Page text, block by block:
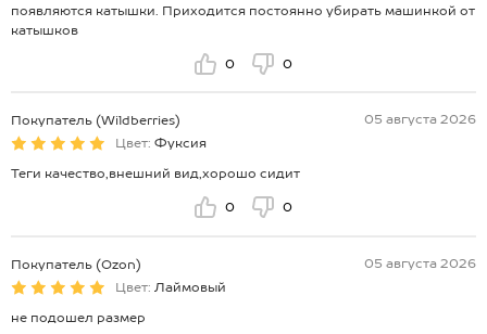
появляются катышки. Приходится постоянно убирать машинкой от
катышков
0 0
Покупатель (Wildberries)
05 августа 2026
Цвет: Фуксия
Теги качество,внешний вид,хорошо сидит
0 0
Покупатель (Ozon)
05 августа 2026
Цвет: Лаймовый
не подошел размер